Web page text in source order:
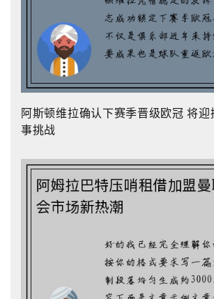
阿斯顿维拉确认下赛季晋级欧冠 将迎
事挑战